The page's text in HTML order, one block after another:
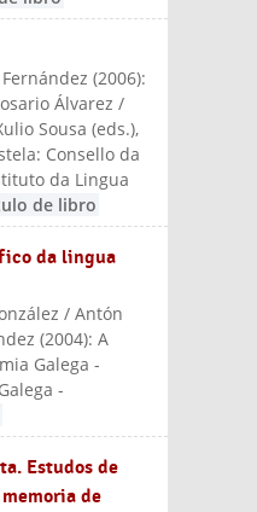
(2006):
Álvarez /
Sousa (eds.),
Consello da
da Lingua
de libro
da lingua
is external)
/ Antón
(2004):A
Galega -
-
Estudos de
de